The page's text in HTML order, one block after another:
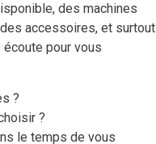
VÊTEMENTS,
des machines
accessoires, et surtout
pour vous
?
?
le temps de vous